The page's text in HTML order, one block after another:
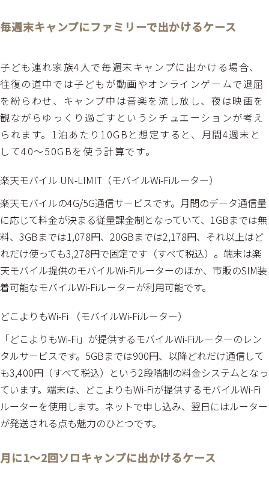
毎週末キャンプにファミリーで出かけるケース
子ども連れ家族4人で毎週末キャンプに出かける場合、
往復の道中では子どもが動画やオンラインゲームで退屈
を紛らわせ、キャンプ中は音楽を流し放し、夜は映画を
観ながらゆっくり過ごすというシチュエーションが考え
られます。1泊あたり10GBと想定すると、月間4週末と
して40～50GBを使う計算です。
楽天モバイル UN-LIMIT（モバイルWi-Fiルーター）
楽天モバイルの4G/5G通信サービスです。月間のデータ通信量
に応じて料金が決まる従量課金制となっていて、1GBまでは無
料、3GBまでは1,078円、20GBまでは2,178円、それ以上はど
れだけ使っても3,278円で固定です（すべて税込）。端末は楽
天モバイル提供のモバイルWi-Fiルーターのほか、市販のSIM装
着可能なモバイルWi-Fiルーターが利用可能です。
どこよりもWi-Fi （モバイルWi-Fiルーター）
「どこよりもWi-Fi」が提供するモバイルWi-Fiルーターのレン
タルサービスです。5GBまでは900円、以降どれだけ通信して
も3,400円（すべて税込）という2段階制の料金システムとなっ
ています。端末は、どこよりもWi-Fiが提供するモバイルWi-Fi
ルーターを使用します。ネットで申し込み、翌日にはルーター
が発送される点も魅力のひとつです。
月に1～2回ソロキャンプに出かけるケース